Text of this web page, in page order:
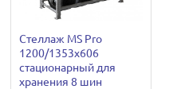
Стеллаж MS Pro
1200/1353x606
стационарный для
хранения 8 шин